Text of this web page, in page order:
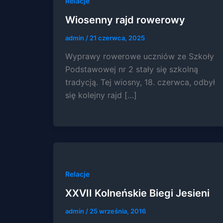
Wiosenny rajd rowerowy
admin / 21 czerwca, 2025
Wyprawy rowerowe uczniów ze Szkoły
Podstawowej nr 2 stały się szkolną
tradycją. Tej wiosny, 18. czerwca, odbył
się kolejny rajd […]
Relacje
XXVII Kolneńskie Biegi Jesieni
admin / 25 września, 2016